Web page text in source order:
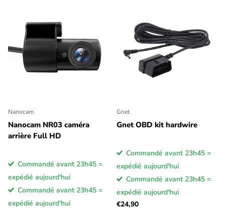
Nanocam
Nanocam NR03 caméra
arrière Full HD
Commandé avant 23h45 =
expédié aujourd'hui
Commandé avant 23h45 =
expédié aujourd'hui
Gnet
Gnet OBD kit hardwire
Commandé avant 23h45 =
expédié aujourd'hui
Commandé avant 23h45 =
expédié aujourd'hui
€24,90